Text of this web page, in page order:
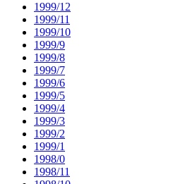
1999/12
1999/11
1999/10
1999/9
1999/8
1999/7
1999/6
1999/5
1999/4
1999/3
1999/2
1999/1
1998/0
1998/11